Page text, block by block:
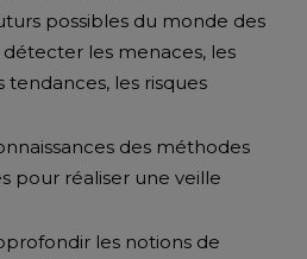
possibles du monde des
détecter les menaces, les
les risques
des méthodes
pour réaliser une veille
les notions de